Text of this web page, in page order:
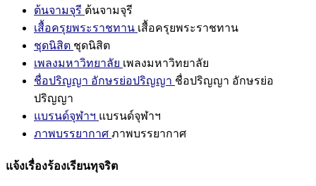
ต้นจามจุรี ต้นจามจุรี
เสื้อครุยพระราชทาน เสื้อครุยพระราชทาน
ชุดนิสิต ชุดนิสิต
เพลงมหาวิทยาลัย เพลงมหาวิทยาลัย
ชื่อปริญญา อักษรย่อปริญญา ชื่อปริญญา อักษรย่อ
ปริญญา
แบรนด์จุฬาฯ แบรนด์จุฬาฯ
ภาพบรรยากาศ ภาพบรรยากาศ
แจ้งเรื่องร้องเรียนทุจริต